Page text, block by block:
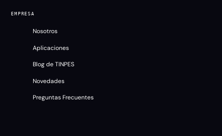
EMPRESA
Nosotros
Aplicaciones
Blog de TINPES
Novedades
Preguntas Frecuentes